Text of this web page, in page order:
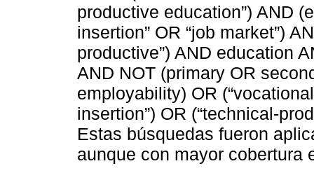
productive education”) AND
insertion” OR “job market”)
productive”) AND education
AND NOT (primary OR
employability) OR
insertion”) OR (“technical-
Estas búsquedas fueron
aunque con mayor cobertura